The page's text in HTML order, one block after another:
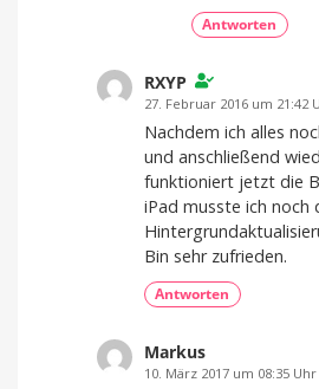
Antworten
RXYP
27. Februar 2016 um 21:42
Nachdem ich alles
und anschließend
funktioniert jetzt die
iPad musste ich noch
Bin sehr zufrieden.
Antworten
Markus
10. März 2017 um 08:35 Uhr